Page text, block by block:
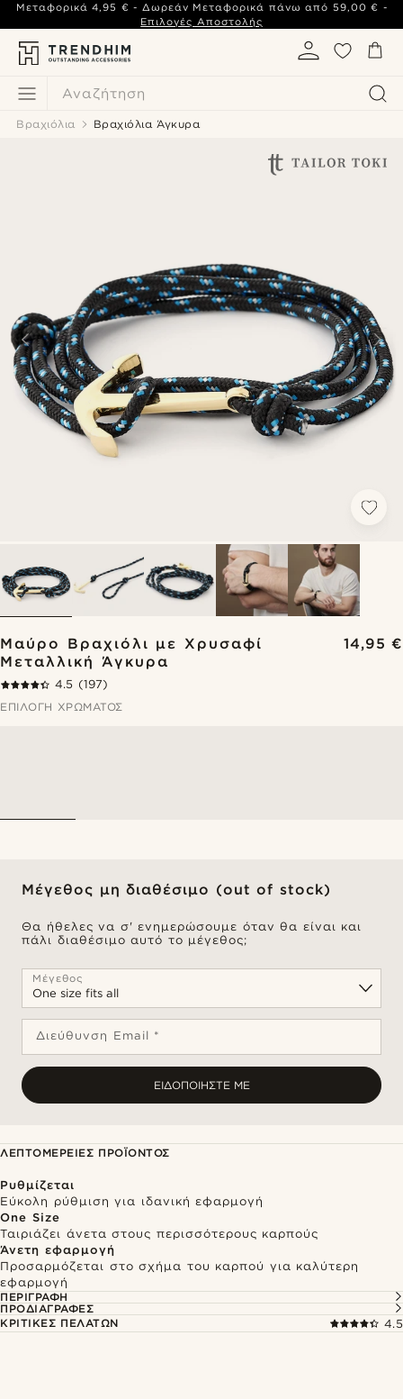
Αναζήτηση
Μεταφορικά 4,95 € - Δωρεάν Μεταφορικά πάνω από 59,00 € -
Επιλογές Αποστολής
Βραχιόλια Βραχιόλια Άγκυρα
Μαύρο Βραχιόλι με Χρυσαφί
Μεταλλική Άγκυρα
14,95 €
4.5 (197)
ΕΠΙΛΟΓΉ ΧΡΏΜΑΤΟΣ
Μέγεθος μη διαθέσιμο (out of stock)
Θα ήθελες να σ' ενημερώσουμε όταν θα είναι και
πάλι διαθέσιμο αυτό το μέγεθος;
Μέγεθος
Διεύθυνση Email *
ΕΙΔΟΠΟΙΉΣΤΕ ΜΕ
ΛΕΠΤΟΜΈΡΕΙΕΣ ΠΡΟΪΌΝΤΟΣ
Ρυθμίζεται
Εύκολη ρύθμιση για ιδανική εφαρμογή
One Size
Ταιριάζει άνετα στους περισσότερους καρπούς
Άνετη εφαρμογή
Προσαρμόζεται στο σχήμα του καρπού για καλύτερη
εφαρμογή
ΠΕΡΙΓΡΑΦΉ
ΠΡΟΔΙΑΓΡΑΦΈΣ
ΚΡΙΤΙΚΈΣ ΠΕΛΑΤΏΝ
4.5